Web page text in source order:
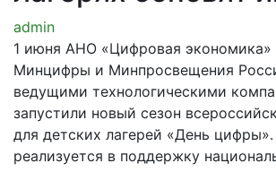
admin
1 июня АНО «Цифровая экономика»
Минцифры и Минпросвещения
ведущими технологическими
запустили новый сезон
для детских лагерей «День
реализуется в поддержку